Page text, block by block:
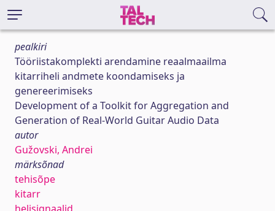
pealkiri
Tööriistakomplekti arendamine reaalmaailma
kitarriheli andmete koondamiseks ja
genereerimiseks
Development of a Toolkit for Aggregation and
Generation of Real-World Guitar Audio Data
autor
Gužovski, Andrei
märksõnad
tehisõpe
kitarr